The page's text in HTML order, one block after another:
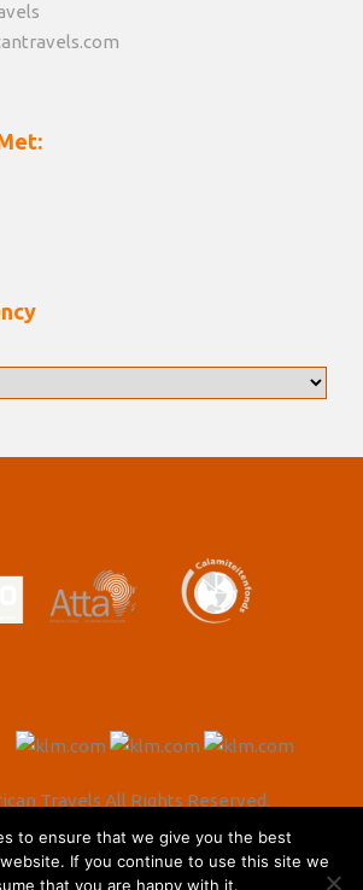
Travels All Rights Reserved.
to ensure that we give you the best
If you continue to use this site we
that you are happy with it.